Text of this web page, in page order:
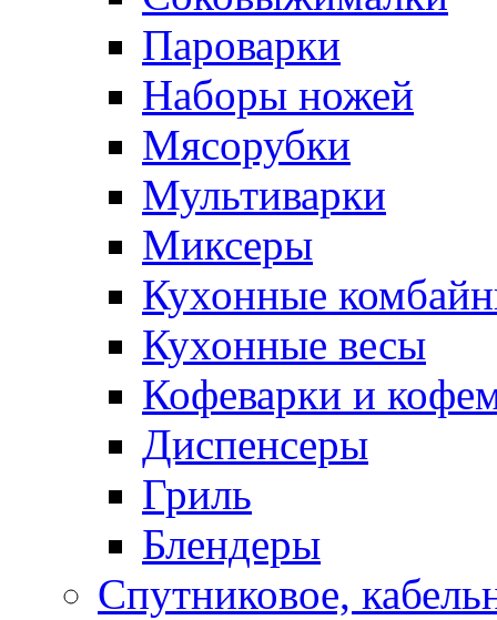
Пароварки
Наборы ножей
Мясорубки
Мультиварки
Миксеры
Кухонные
Кухонные весы
Кофеварки и
Диспенсеры
Гриль
Блендеры
Спутниковое,